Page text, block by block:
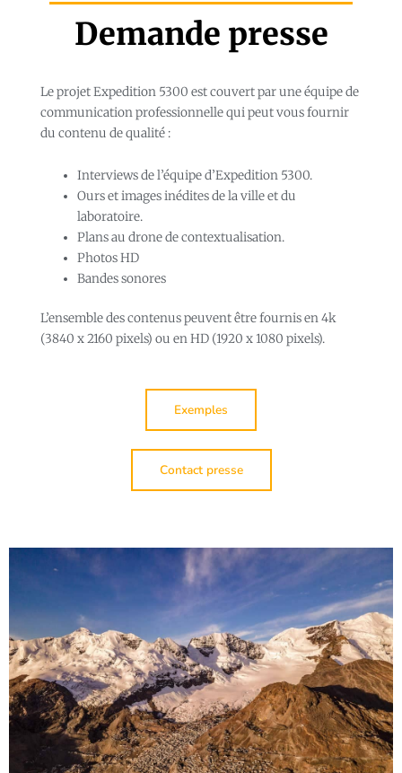
Demande presse
Le projet Expedition 5300 est couvert par une équipe de
communication professionnelle qui peut vous fournir
du contenu de qualité :
Interviews de l’équipe d’Expedition 5300.
Ours et images inédites de la ville et du
laboratoire.
Plans au drone de contextualisation.
Photos HD
Bandes sonores
L’ensemble des contenus peuvent être fournis en 4k
(3840 x 2160 pixels) ou en HD (1920 x 1080 pixels).
Exemples
Contact presse